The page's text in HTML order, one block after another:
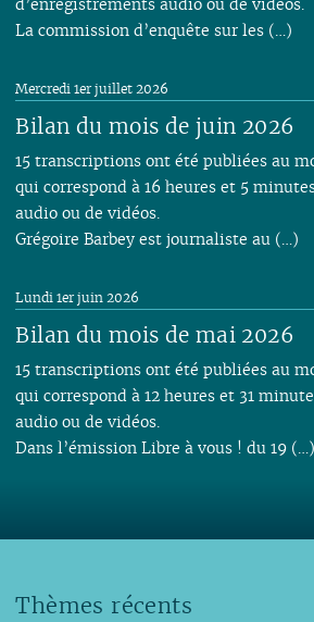
La commission d’enquête sur les (…)
Bilan du mois de juin 2026
Mercredi 1er juillet 2026
15 transcriptions ont été publiées au
qui correspond à 16 heures et 5
audio ou de vidéos.
Grégoire Barbey est journaliste au (…)
Bilan du mois de mai 2026
Lundi 1er juin 2026
15 transcriptions ont été publiées au
qui correspond à 12 heures et 31
audio ou de vidéos.
Dans l’émission Libre à vous ! du 19 (…)
Thèmes récents